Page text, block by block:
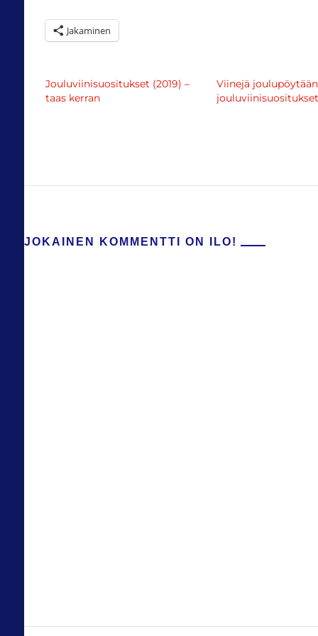
Jakaminen
Jouluviinisuositukset (2019) –
taas kerran
Viinejä
JOKAINEN KOMMENTTI ON ILO!